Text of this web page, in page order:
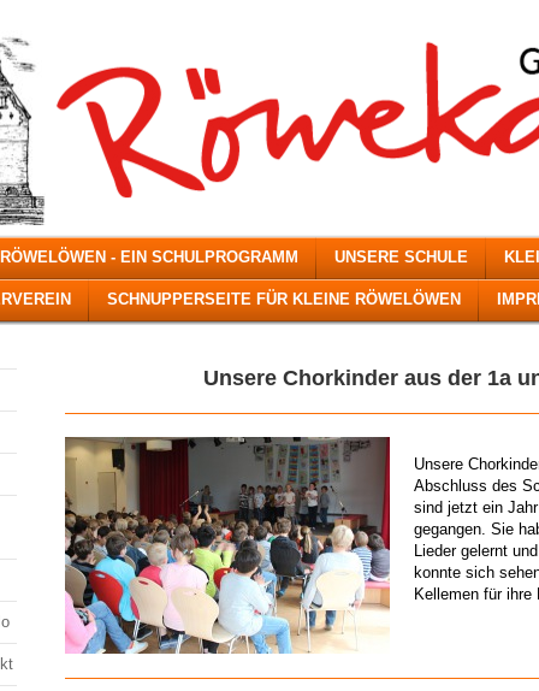
- EIN SCHULPROGRAMM UNSERE SCHULE
SCHNUPPERSEITE FÜR KLEINE RÖWELÖWEN
Unsere Chorkinder aus der 1a
Unsere
Abschluss des
sind jetzt ein
gegangen. Sie
Lieder gelernt
konnte sich
Kellemen für ihre